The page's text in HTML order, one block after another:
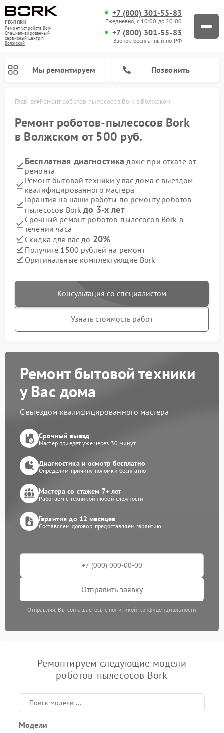
FIX-BORK
Ремонт устройств Bork
Специализированный
cервисный центр г.
Волжский
+7 (800) 301-55-83
Ежедневно, с 10:00 до 20:00
+7 (800) 301-55-83
Звонок бесплатный по РФ
Мы ремонтируем Позвонить
Главная Ремонт роботов-пылесосов Bork в Волжском
Ремонт роботов-пылесосов Bork
в Волжском от 500 руб.
Бесплатная диагностика даже при отказе от
ремонта
Ремонт бытовой техники у вас дома с выездом
квалифицированного мастера
Гарантия на наши работы по ремонту роботов-
пылесосов Borkдо 3-х лет
Срочный ремонт роботов-пылесосов Bork в
течении часа
Скидка для вас до 20%
Получите 1500 рублей на ремонт
Оригинальные комплектующие Bork
Консультация со специалистом
Узнать стоимость работ
Ремонт бытовой техники
у Вас дома
С выездом квалифицированного мастера
Срочный выезд
Мастер приедет уже через 30 минут
Диагностика и осмотр бесплатно
Определим причину поломки бесплатно
Мастера со стажем 7+ лет
Работаем с техникой любой сложности
Гарантия до 12 месяцев
Составляем договор, предоставляем гарантию
Отправить заявку
Отправляя, Вы соглашаетесь с политикой конфиденциальности
Ремонтируем следующие модели
роботов-пылесосов Bork
Модели